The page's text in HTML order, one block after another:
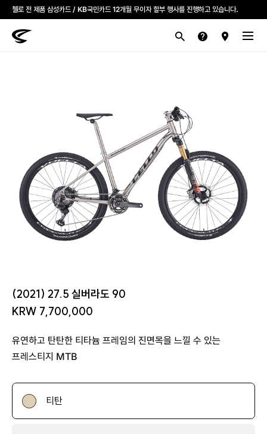
모든 첼로자전거 대리점은 고유가 피해지원금을 사용할 수 있습니다.
첼로 전 제품 삼성카드 / KB국민카드 12개월 무이자 할부 행사를 진행하고 있습니다.
(2021) 27.5 실버라도 90
KRW 7,700,000
유연하고 탄탄한 티타늄 프레임의 진면목을 느낄 수 있는
프레스티지 MTB
티탄